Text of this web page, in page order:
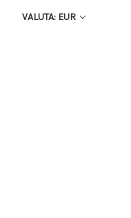
VALUTA: EUR